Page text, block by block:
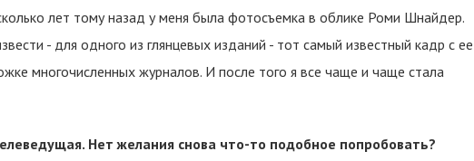
лет тому назад у меня была фотосъемка в облике Роми Шнайдер.
- для одного из глянцевых изданий - тот самый известный кадр с ее
многочисленных журналов. И после того я все чаще и чаще стала
Нет желания снова что-то подобное попробовать?